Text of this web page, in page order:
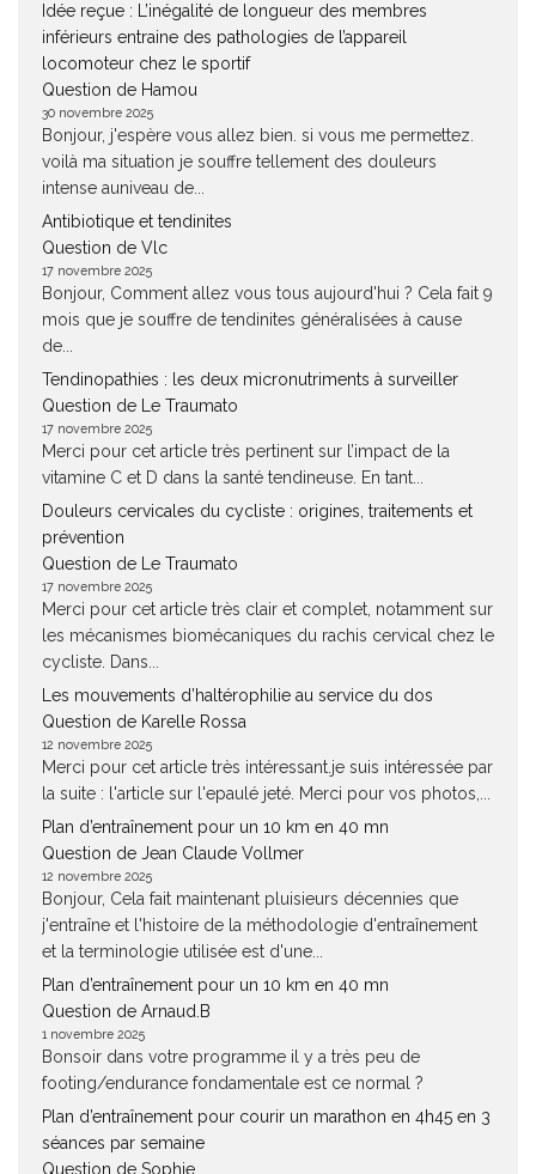
Idée reçue : L’inégalité de longueur des membres
inférieurs entraine des pathologies de l’appareil
locomoteur chez le sportif
Question de Hamou
30 novembre 2025
Bonjour, j'espère vous allez bien. si vous me permettez.
voilà ma situation je souffre tellement des douleurs
intense auniveau de...
Antibiotique et tendinites
Question de Vlc
17 novembre 2025
Bonjour, Comment allez vous tous aujourd'hui ? Cela fait 9
mois que je souffre de tendinites généralisées à cause
de...
Tendinopathies : les deux micronutriments à surveiller
Question de Le Traumato
17 novembre 2025
Merci pour cet article très pertinent sur l’impact de la
vitamine C et D dans la santé tendineuse. En tant...
Douleurs cervicales du cycliste : origines, traitements et
prévention
Question de Le Traumato
17 novembre 2025
Merci pour cet article très clair et complet, notamment sur
les mécanismes biomécaniques du rachis cervical chez le
cycliste. Dans...
Les mouvements d’haltérophilie au service du dos
Question de Karelle Rossa
12 novembre 2025
Merci pour cet article très intéressant.je suis intéressée par
la suite : l'article sur l'epaulé jeté. Merci pour vos photos,...
Plan d’entraînement pour un 10 km en 40 mn
Question de Jean Claude Vollmer
12 novembre 2025
Bonjour, Cela fait maintenant pluisieurs décennies que
j'entraîne et l'histoire de la méthodologie d'entraînement
et la terminologie utilisée est d'une...
Plan d’entraînement pour un 10 km en 40 mn
Question de Arnaud.B
1 novembre 2025
Bonsoir dans votre programme il y a très peu de
footing/endurance fondamentale est ce normal ?
Plan d’entraînement pour courir un marathon en 4h45 en 3
séances par semaine
Question de Sophie